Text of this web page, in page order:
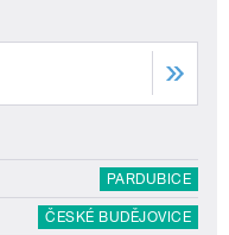
PARDUBICE
ČESKÉ BUDĚJOVICE